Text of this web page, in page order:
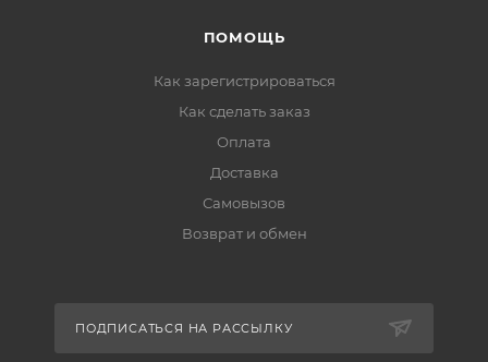
ПОМОЩЬ
Как зарегистрироваться
Как сделать заказ
Оплата
Доставка
Самовызов
Возврат и обмен
ПОДПИСАТЬСЯ НА РАССЫЛКУ